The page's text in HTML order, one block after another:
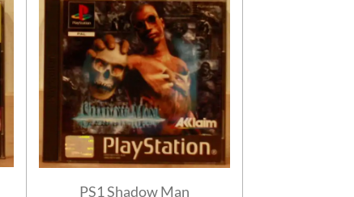
PS1 Shadow Man